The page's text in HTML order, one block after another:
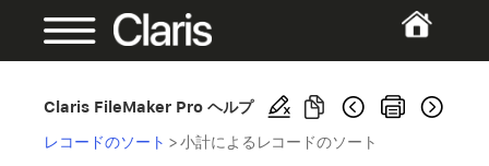
Claris FileMaker Pro ヘルプ
レコードのソート >小計によるレコードのソート